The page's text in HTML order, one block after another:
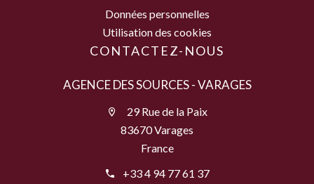
Données personnelles
Utilisation des cookies
CONTACTEZ-NOUS
AGENCE DES SOURCES - VARAGES
29 Rue de la Paix
83670 Varages
France
+33 4 94 77 61 37